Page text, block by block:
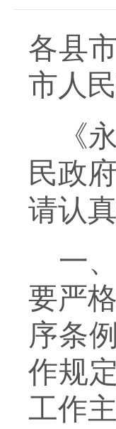
各县
市人民
《
民政
请认
一
要严
序条例
作规
工作